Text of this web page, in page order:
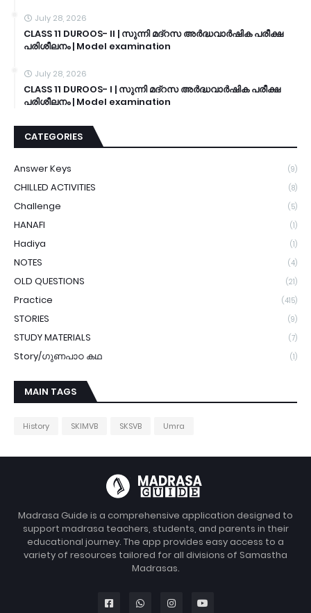
July 28, 2026
CLASS 11 DUROOS- II | സുന്നി മദ്റസ അർദ്ധവാർഷിക പരീക്ഷ
പരിശീലനം | Model examination
July 28, 2026
CLASS 11 DUROOS- I | സുന്നി മദ്റസ അർദ്ധവാർഷിക പരീക്ഷ
പരിശീലനം | Model examination
CATEGORIES
Answer Keys (9)
CHILLED ACTIVITIES (8)
Challenge (5)
HANAFI (1)
Hadiya (1)
NOTES (4)
OLD QUESTIONS (21)
Practice (415)
STORIES (9)
STUDY MATERIALS (7)
Story/ഗുണപാഠ കഥ (1)
MAIN TAGS
History SKIMVB SKSVB Umra
Madrasa Guide is a comprehensive application designed to
support madrasa teachers, students, and parents in their
educational journey. The app provides easy access to a
variety of resources tailored for all divisions of Samastha
Madrasas.